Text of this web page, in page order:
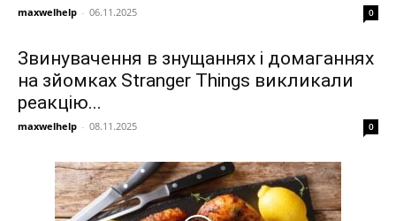
maxwelhelp - 06.11.2025 0
Звинувачення в знущаннях і домаганнях
на зйомках Stranger Things викликали
реакцію...
maxwelhelp - 08.11.2025 0